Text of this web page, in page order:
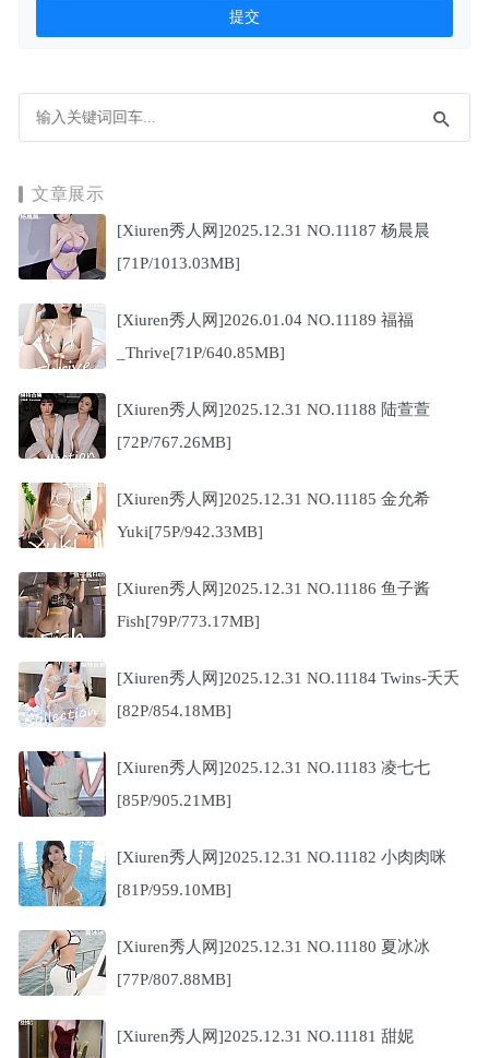
文章展示
[Xiuren秀人网]2025.12.31 NO.11187 杨晨晨
[71P/1013.03MB]
[Xiuren秀人网]2026.01.04 NO.11189 福福
_Thrive[71P/640.85MB]
[Xiuren秀人网]2025.12.31 NO.11188 陆萱萱
[72P/767.26MB]
[Xiuren秀人网]2025.12.31 NO.11185 金允希
Yuki[75P/942.33MB]
[Xiuren秀人网]2025.12.31 NO.11186 鱼子酱
Fish[79P/773.17MB]
[Xiuren秀人网]2025.12.31 NO.11184 Twins-夭夭
[82P/854.18MB]
[Xiuren秀人网]2025.12.31 NO.11183 凌七七
[85P/905.21MB]
[Xiuren秀人网]2025.12.31 NO.11182 小肉肉咪
[81P/959.10MB]
[Xiuren秀人网]2025.12.31 NO.11180 夏冰冰
[77P/807.88MB]
[Xiuren秀人网]2025.12.31 NO.11181 甜妮